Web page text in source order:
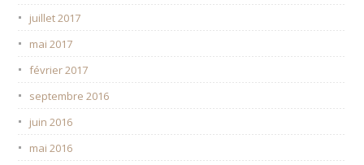
juillet 2017
mai 2017
février 2017
septembre 2016
juin 2016
mai 2016